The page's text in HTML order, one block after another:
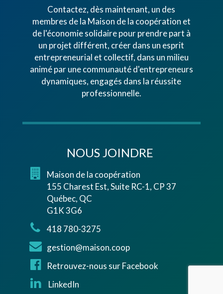
Contactez, dès maintenant, un des
membres de la Maison de la coopération et
de l'économie solidaire pour prendre part à
un projet différent, créer dans un esprit
entrepreneurial et collectif, dans un milieu
animé par une communauté d'entrepreneurs
dynamiques, engagés dans la réussite
professionnelle.
NOUS JOINDRE
Maison de la coopération
155 Charest Est, Suite RC-1, CP 37
Québec, QC
G1K 3G6
418 780-3275
gestion@maison.coop
Retrouvez-nous sur Facebook
LinkedIn